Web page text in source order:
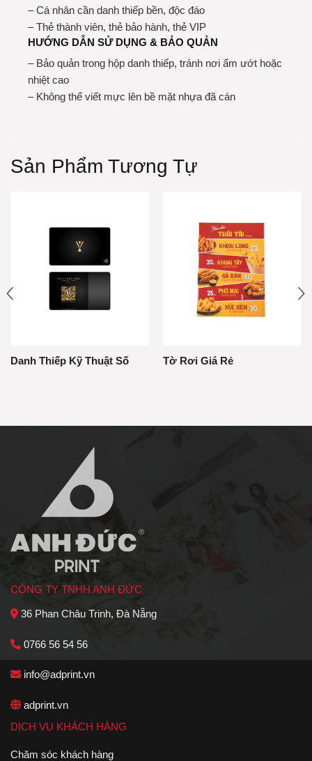
– Cá nhân cần danh thiếp bền, độc đáo
– Thẻ thành viên, thẻ bảo hành, thẻ VIP
HƯỚNG DẪN SỬ DỤNG & BẢO QUẢN
– Bảo quản trong hộp danh thiếp, tránh nơi ẩm ướt hoặc
nhiệt cao
– Không thể viết mực lên bề mặt nhựa đã cán
Sản Phẩm Tương Tự
Danh Thiếp Kỹ Thuật Số Tờ Rơi Giá Rẻ
CÔNG TY TNHH ANH ĐỨC
36 Phan Châu Trinh, Đà Nẵng
0766 56 54 56
info@adprint.vn
adprint.vn
DỊCH VỤ KHÁCH HÀNG
Chăm sóc khách hàng